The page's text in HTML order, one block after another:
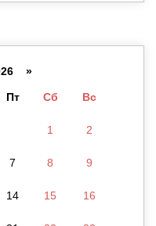
»
Пт Сб Вс
1 2
7 8 9
14 15 16